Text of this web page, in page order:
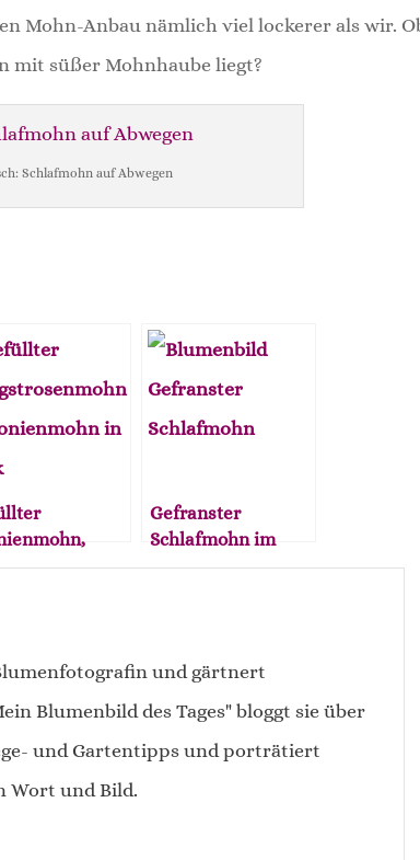
Mohn-Anbau nämlich viel lockerer als wir.
mit süßer Mohnhaube liegt?
Schlafmohn auf Abwegen
Blüten
Gefranster
Schlafmohn im
Garten
und gärtnert
Blumenbild des Tages" bloggt sie über
und Gartentipps und porträtiert
Wort und Bild.